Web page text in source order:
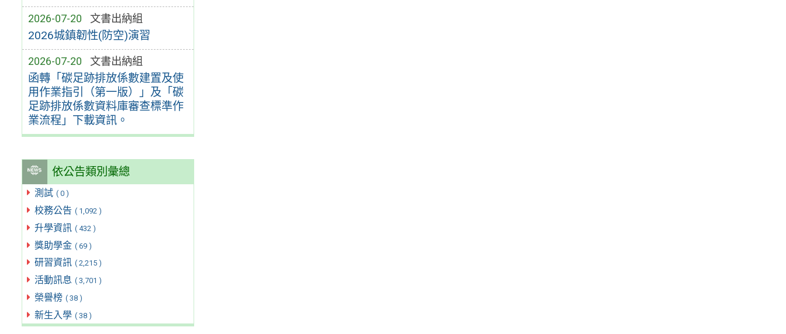
2026-07-20 文書出納組
2026城鎮韌性(防空)演習
2026-07-20 文書出納組
函轉「碳足跡排放係數建置及使
用作業指引（第一版）」及「碳
足跡排放係數資料庫審查標準作
業流程」下載資訊。
依公告類別彙總
測試 ( 0 )
校務公告 ( 1,092 )
升學資訊 ( 432 )
獎助學金 ( 69 )
研習資訊 ( 2,215 )
活動訊息 ( 3,701 )
榮譽榜 ( 38 )
新生入學 ( 38 )